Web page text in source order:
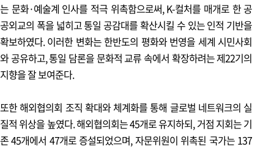
영화 속 한반도 이야기
코믹으로 점철된 분단 소재의 장르 영화 <육사오(6/45)>
뉴스 & 소식
평화통일 소식
평화의 중요성을 되새기는 2025년 청소년 통일기행 외
는 문화·예술계 인사를 적극 위촉함으로써, K-컬처를 매개로 한 공
공외교의 폭을 넓히고 통일 공감대를 확산시킬 수 있는 인적 기반을
확보하였다. 이러한 변화는 한반도의 평화와 번영을 세계 시민사회
와 공유하고, 통일 담론을 문화적 교류 속에서 확장하려는 제22기의
지향을 잘 보여준다.
또한 해외협의회 조직 확대와 체계화를 통해 글로벌 네트워크의 실
질적 위상을 높였다. 해외협의회는 45개로 유지하되, 거점 지회는 기
존 45개에서 47개로 증설되었으며, 자문위원이 위촉된 국가는 137